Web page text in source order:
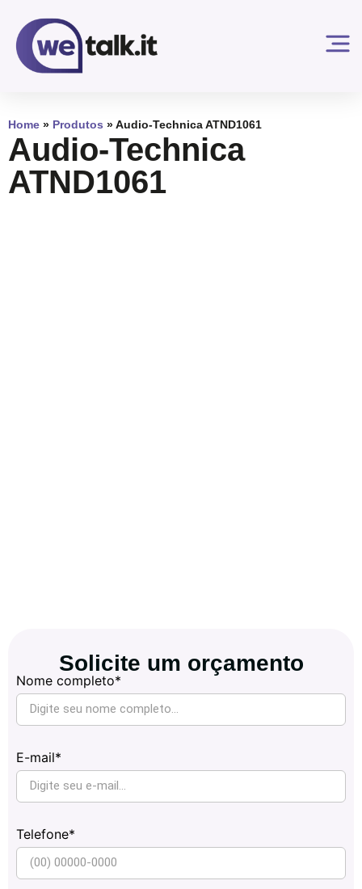
Home » Produtos »Audio-Technica ATND1061
Audio-Technica
ATND1061
Solicite um orçamento
Nome completo*
E-mail*
Telefone*